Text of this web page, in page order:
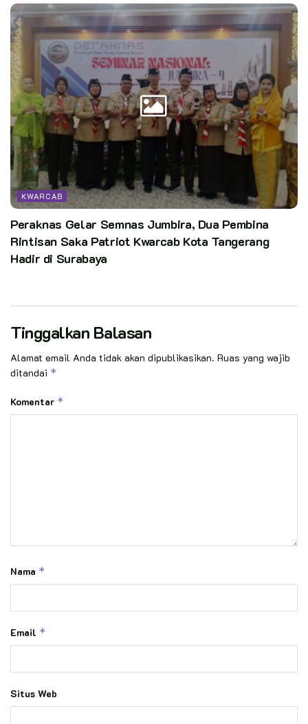
KWARCAB
Peraknas Gelar Semnas Jumbira, Dua Pembina
Rintisan Saka Patriot Kwarcab Kota Tangerang
Hadir di Surabaya
Tinggalkan Balasan
Alamat email Anda tidak akan dipublikasikan. Ruas yang wajib
ditandai *
Komentar *
Nama *
Email *
Situs Web